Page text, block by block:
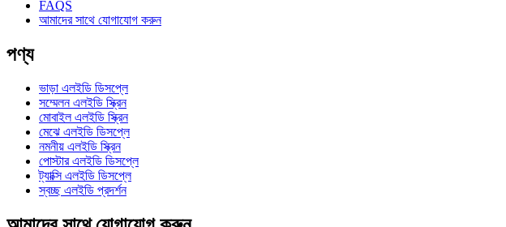
FAQS
আমাদের সাথে যোগাযোগ করুন
পণ্য
ভাড়া এলইডি ডিসপ্লে
সম্মেলন এলইডি স্ক্রিন
মোবাইল এলইডি স্ক্রিন
মেঝে এলইডি ডিসপ্লে
নমনীয় এলইডি স্ক্রিন
পোস্টার এলইডি ডিসপ্লে
ট্যাক্সি এলইডি ডিসপ্লে
স্বচ্ছ এলইডি প্রদর্শন